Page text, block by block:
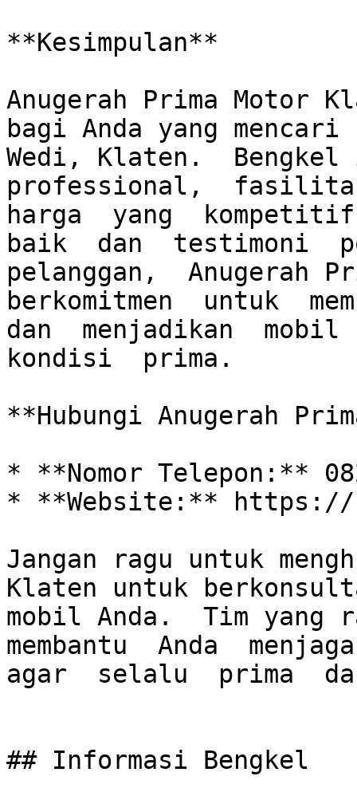
**Kesimpulan**
Anugerah Prima Motor
bagi Anda yang
Wedi, Klaten.  Bengkel
professional,
harga  yang
baik  dan  testimoni
pelanggan,  Anugerah
berkomitmen  untuk
dan  menjadikan
kondisi  prima.
**Hubungi Anugerah
* **Nomor Telepon:**
* **Website:** https://
Jangan ragu untuk
Klaten untuk
mobil Anda.  Tim yang
membantu  Anda
agar  selalu  prima
## Informasi Bengkel